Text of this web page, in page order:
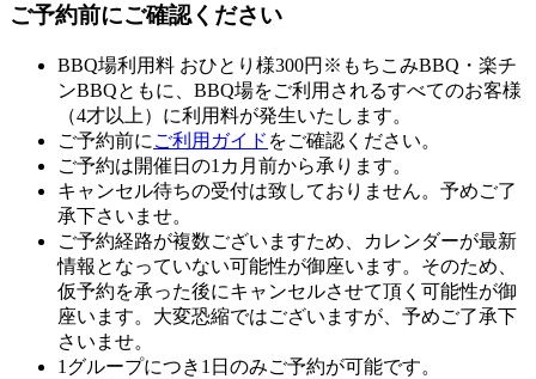
ご予約前にご確認ください
BBQ場利用料 おひとり様300円 ※もちこみBBQ・楽チ
ンBBQともに、BBQ場をご利用されるすべてのお客様
（4才以上）に利用料が発生いたします。
ご予約前に ご利用ガイド をご確認ください。
ご予約は開催日の1カ月前から承ります。
キャンセル待ちの受付は致しておりません。予めご了
承下さいませ。
ご予約経路が複数ございますため、カレンダーが最新
情報となっていない可能性が御座います。そのため、
仮予約を承った後にキャンセルさせて頂く可能性が御
座います。大変恐縮ではございますが、予めご了承下
さいませ。
1グループにつき1日のみご予約が可能です。